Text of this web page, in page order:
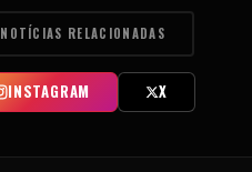
NOTÍCIAS RELACIONADAS
INSTAGRAM X